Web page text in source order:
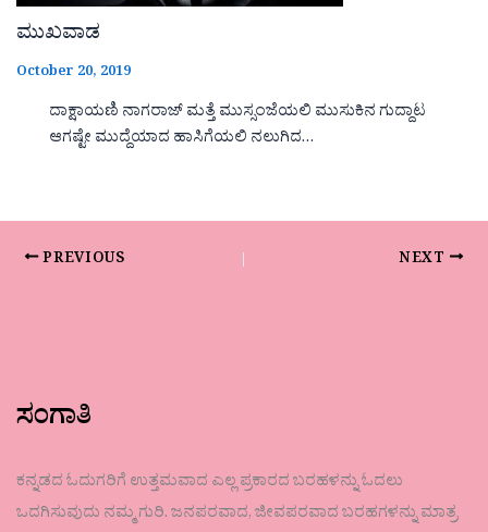
ಮುಖವಾಡ
October 20, 2019
ದಾಕ್ಷಾಯಣಿ ನಾಗರಾಜ್ ಮತ್ತೆ ಮುಸ್ಸಂಜೆಯಲಿ ಮುಸುಕಿನ ಗುದ್ದಾಟ
ಆಗಷ್ಟೇ ಮುದ್ದೆಯಾದ ಹಾಸಿಗೆಯಲಿ ನಲುಗಿದ…
PREVIOUS NEXT
ಸಂಗಾತಿ
ಕನ್ನಡದ ಓದುಗರಿಗೆ ಉತ್ತಮವಾದ ಎಲ್ಲ ಪ್ರಕಾರದ ಬರಹಳನ್ನು ಓದಲು
ಒದಗಿಸುವುದು ನಮ್ಮ ಗುರಿ. ಜನಪರವಾದ, ಜೀವಪರವಾದ ಬರಹಗಳನ್ನು ಮಾತ್ರ